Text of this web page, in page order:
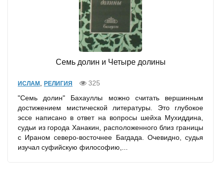
Семь долин и Четыре долины
ИСЛАМ РЕЛИГИЯ
325
"Семь долин" Бахауллы можно считать вершинным
достижением мистической литературы. Это глубокое
эссе написано в ответ на вопросы шейха Мухиддина,
судьи из города Ханакин, расположенного близ границы
с Ираном северо-восточнее Багдада. Очевидно, судья
изучал суфийскую философию,...